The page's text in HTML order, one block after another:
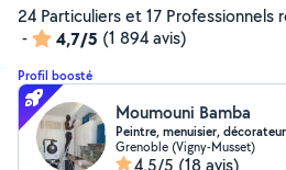
24 Particuliers et 17 Professionnels
-
4,7/5 (1 894 avis)
Profil boosté
Moumouni Bamba
Peintre, menuisier, décorateur
Grenoble (Vigny-Musset)
4,5/5 (18 avis)